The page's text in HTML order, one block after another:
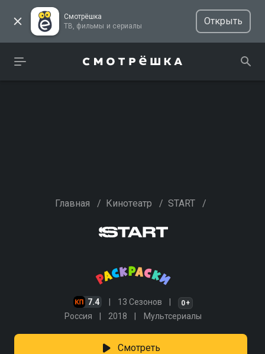
Смотрёшка
ТВ, фильмы и сериалы
Открыть
Главная / Кинотеатр / START /
7.4 13 Сезонов 0+
Россия 2018 Мультсериалы
Смотреть